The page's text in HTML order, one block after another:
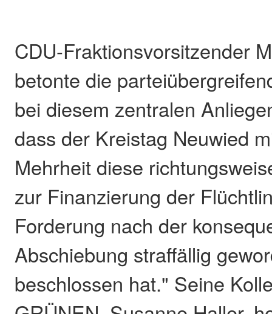
CDU-Fraktionsvorsitzender
betonte die
bei diesem zentralen
dass der Kreistag Neuwied
Mehrheit diese
zur Finanzierung der
Forderung nach der
Abschiebung straffällig
beschlossen hat." Seine